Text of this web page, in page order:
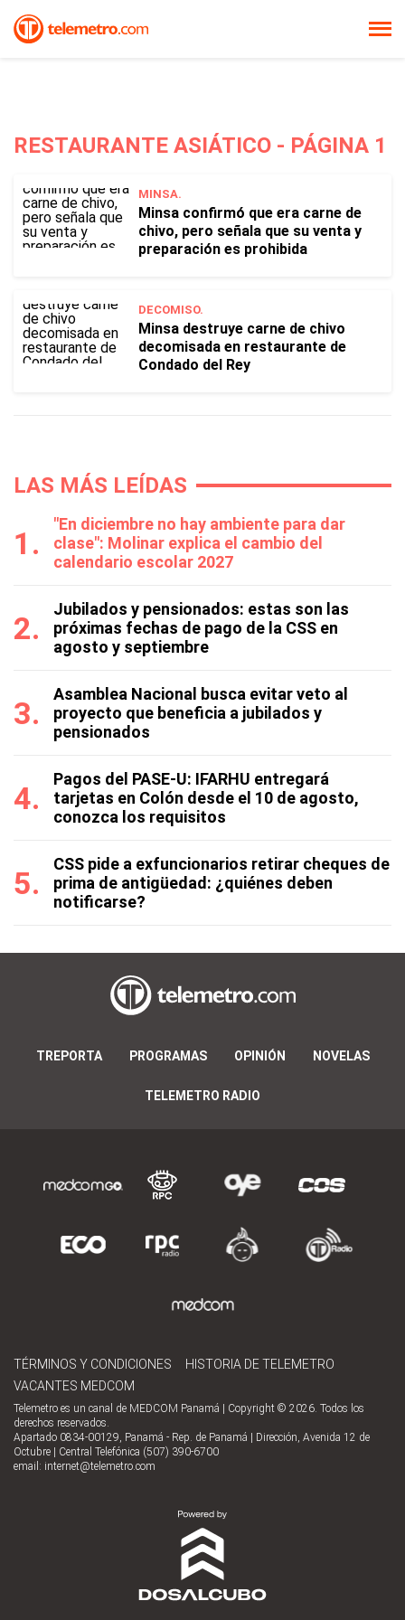
RESTAURANTE ASIÁTICO - PÁGINA 1
MINSA.
Minsa confirmó que era carne de
chivo, pero señala que su venta y
preparación es prohibida
DECOMISO.
Minsa destruye carne de chivo
decomisada en restaurante de
Condado del Rey
LAS MÁS LEÍDAS
"En diciembre no hay ambiente para dar
clase": Molinar explica el cambio del
calendario escolar 2027
Jubilados y pensionados: estas son las
próximas fechas de pago de la CSS en
agosto y septiembre
Asamblea Nacional busca evitar veto al
proyecto que beneficia a jubilados y
pensionados
Pagos del PASE-U: IFARHU entregará
tarjetas en Colón desde el 10 de agosto,
conozca los requisitos
CSS pide a exfuncionarios retirar cheques de
prima de antigüedad: ¿quiénes deben
notificarse?
TREPORTA PROGRAMAS OPINIÓN NOVELAS
TELEMETRO RADIO
TÉRMINOS Y CONDICIONES
HISTORIA DE TELEMETRO
VACANTES MEDCOM
Telemetro es un canal de MEDCOM Panamá | Copyright © 2026. Todos los
derechos reservados.
Apartado 0834-00129, Panamá - Rep. de Panamá | Dirección, Avenida 12 de
Octubre | Central Telefónica (507) 390-6700
email: internet@telemetro.com